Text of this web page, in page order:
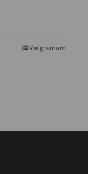
Vælg variant